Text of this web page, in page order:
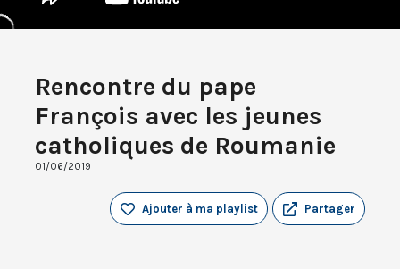
Rencontre du pape
François avec les jeunes
catholiques de Roumanie
01/06/2019
Partager
Ajouter à ma playlist